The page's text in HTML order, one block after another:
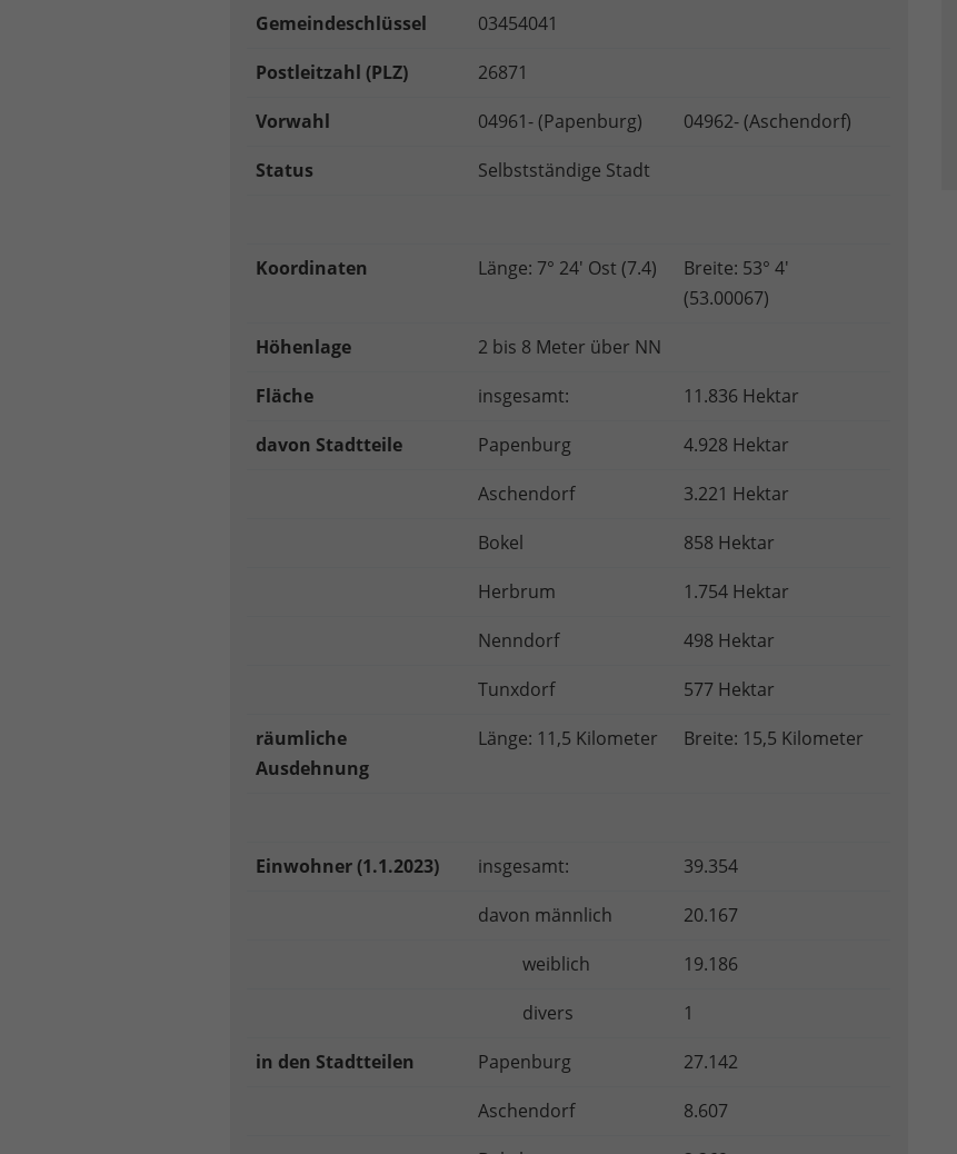
Gemeindeschlüssel
03454041
Postleitzahl (PLZ)
26871
Vorwahl
04961- (Papenburg)
04962- (Aschendorf)
Status
Selbstständige Stadt
Koordinaten Länge: 7° 24' Ost (7.4)
Breite: 53° 4'
(53.00067)
Höhenlage
2 bis 8 Meter über NN
Fläche
insgesamt:
11.836 Hektar
davon Stadtteile
Papenburg
4.928 Hektar
Aschendorf
3.221 Hektar
Bokel
858 Hektar
Herbrum
1.754 Hektar
Nenndorf
498 Hektar
Tunxdorf
577 Hektar
räumliche
Ausdehnung
Länge: 11,5 Kilometer Breite: 15,5 Kilometer
Einwohner (1.1.2023) insgesamt:
39.354
davon männlich
20.167
weiblich
19.186
divers
1
in den Stadtteilen
Papenburg
27.142
Aschendorf
8.607